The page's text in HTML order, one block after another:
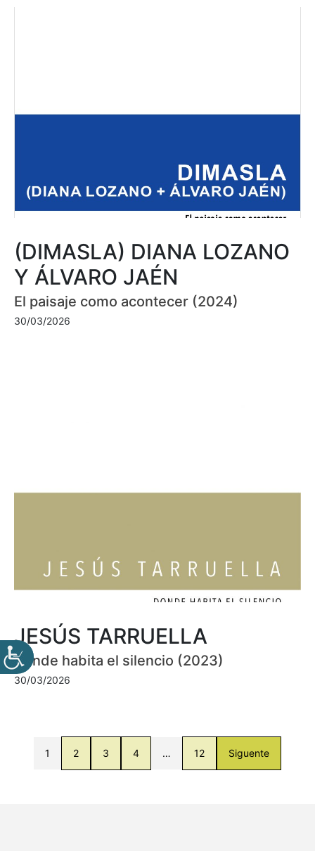
(DIMASLA) DIANA LOZANO
Y ÁLVARO JAÉN
El paisaje como acontecer (2024)
30/03/2026
JESÚS TARRUELLA
Donde habita el silencio (2023)
30/03/2026
1 2 3 4 … 12 Siguente